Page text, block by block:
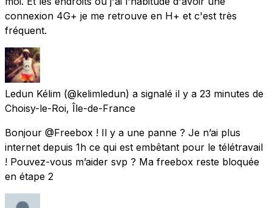
connexion 4G+ je me retrouve en H+ et c'est très
fréquent.
Ledun Kélim (@kelimledun) a signalé il y a 23 minutes de
Choisy-le-Roi, Île-de-France
Bonjour @Freebox ! Il y a une panne ? Je n’ai plus
internet depuis 1h ce qui est embêtant pour le télétravail
! Pouvez-vous m’aider svp ? Ma freebox reste bloquée
en étape 2